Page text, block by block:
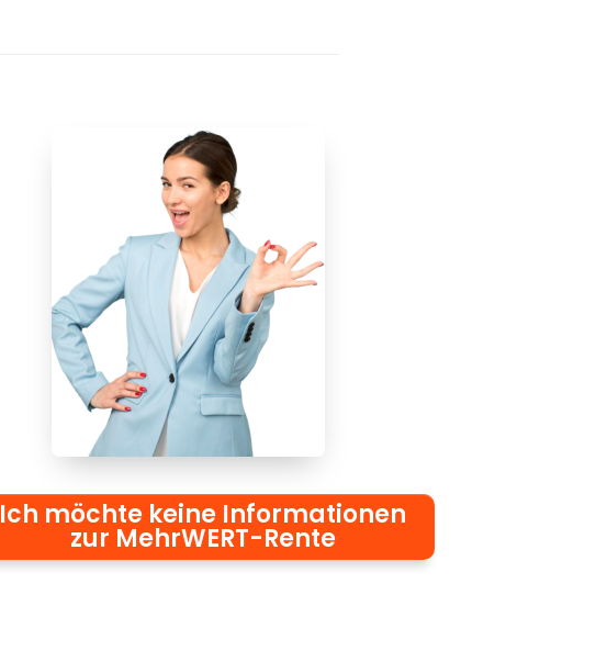
Ich möchte keine Informationen
zur MehrWERT-Rente